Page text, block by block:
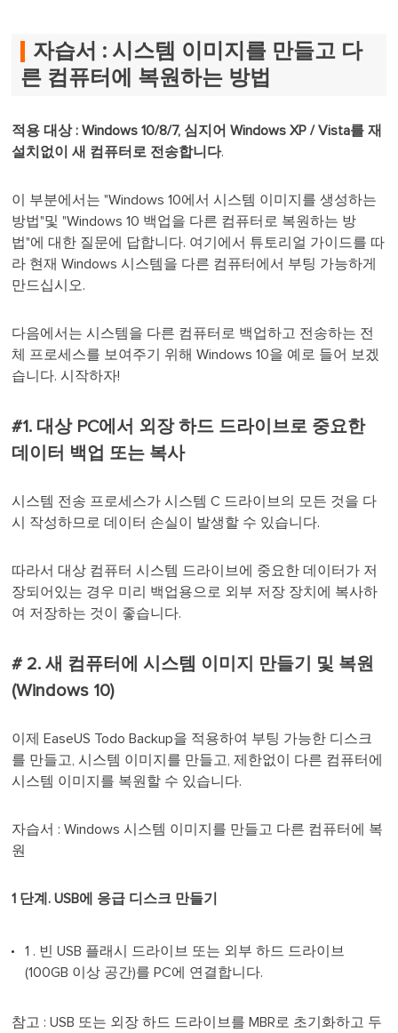
자습서 : 시스템 이미지를 만들고 다
른 컴퓨터에 복원하는 방법
적용 대상 : Windows 10/8/7, 심지어 Windows XP / Vista를 재
설치없이 새 컴퓨터로 전송합니다.
이 부분에서는 "Windows 10에서 시스템 이미지를 생성하는
방법"및 "Windows 10 백업을 다른 컴퓨터로 복원하는 방
법"에 대한 질문에 답합니다. 여기에서 튜토리얼 가이드를 따
라 현재 Windows 시스템을 다른 컴퓨터에서 부팅 가능하게
만드십시오.
다음에서는 시스템을 다른 컴퓨터로 백업하고 전송하는 전
체 프로세스를 보여주기 위해 Windows 10을 예로 들어 보겠
습니다. 시작하자!
#1. 대상 PC에서 외장 하드 드라이브로 중요한
데이터 백업 또는 복사
시스템 전송 프로세스가 시스템 C 드라이브의 모든 것을 다
시 작성하므로 데이터 손실이 발생할 수 있습니다.
따라서 대상 컴퓨터 시스템 드라이브에 중요한 데이터가 저
장되어있는 경우 미리 백업용으로 외부 저장 장치에 복사하
여 저장하는 것이 좋습니다.
# 2. 새 컴퓨터에 시스템 이미지 만들기 및 복원
(Windows 10)
이제 EaseUS Todo Backup을 적용하여 부팅 가능한 디스크
를 만들고, 시스템 이미지를 만들고, 제한없이 다른 컴퓨터에
시스템 이미지를 복원할 수 있습니다.
자습서 : Windows 시스템 이미지를 만들고 다른 컴퓨터에 복
원
1 단계. USB에 응급 디스크 만들기
1 . 빈 USB 플래시 드라이브 또는 외부 하드 드라이브
(100GB 이상 공간)를 PC에 연결합니다.
참고 : USB 또는 외장 하드 드라이브를 MBR로 초기화하고 두